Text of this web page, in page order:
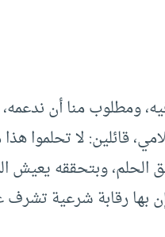
ومطلوب منا أن
قائلين: لا تحلموا
الحلم، وبتحققه يعيش
بها رقابة شرعية تشرف